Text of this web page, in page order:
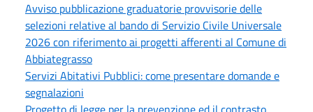
Avviso pubblicazione graduatorie provvisorie delle
selezioni relative al bando di Servizio Civile Universale
2026 con riferimento ai progetti afferenti al Comune di
Abbiategrasso
Servizi Abitativi Pubblici: come presentare domande e
segnalazioni